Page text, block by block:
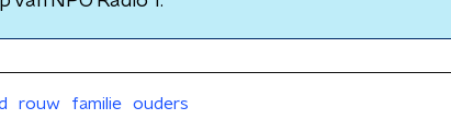
rouw familie ouders